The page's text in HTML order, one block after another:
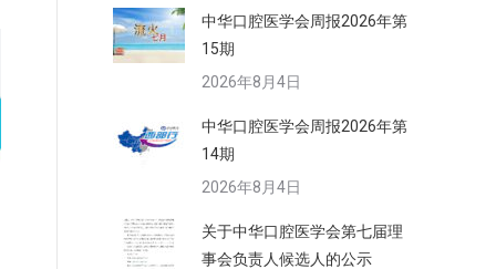
中华口腔医学会周报2026年第
15期
2026年8月4日
中华口腔医学会周报2026年第
14期
2026年8月4日
关于中华口腔医学会第七届理
事会负责人候选人的公示